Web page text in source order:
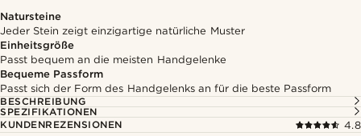
Natursteine
Jeder Stein zeigt einzigartige natürliche Muster
Einheitsgröße
Passt bequem an die meisten Handgelenke
Bequeme Passform
Passt sich der Form des Handgelenks an für die beste Passform
BESCHREIBUNG
SPEZIFIKATIONEN
KUNDENREZENSIONEN
4.8